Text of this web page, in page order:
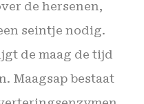
de hersenen,
seintje nodig.
de maag de tijd
Maagsap bestaat